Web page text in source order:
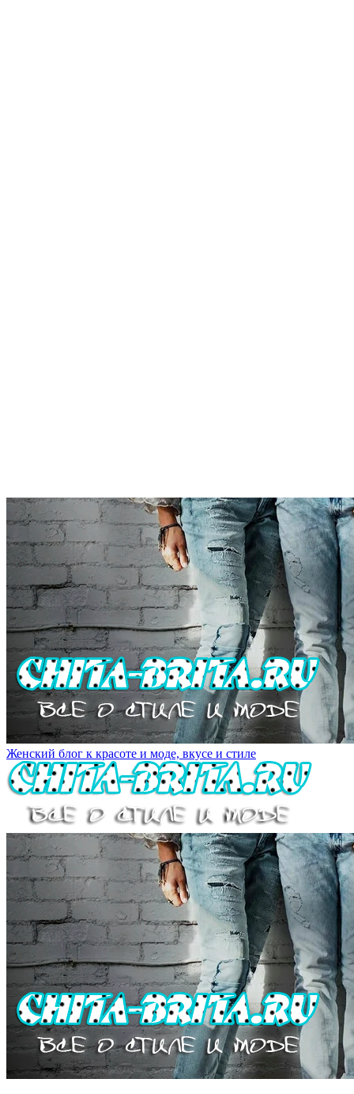
Женский блог к красоте и моде, вкусе и стиле